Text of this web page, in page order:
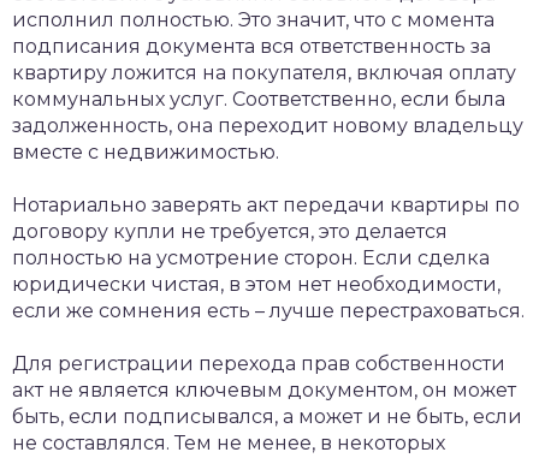
исполнил полностью. Это значит, что с момента
подписания документа вся ответственность за
квартиру ложится на покупателя, включая оплату
коммунальных услуг. Соответственно, если была
задолженность, она переходит новому владельцу
вместе с недвижимостью.
Нотариально заверять акт передачи квартиры по
договору купли не требуется, это делается
полностью на усмотрение сторон. Если сделка
юридически чистая, в этом нет необходимости,
если же сомнения есть – лучше перестраховаться.
Для регистрации перехода прав собственности
акт не является ключевым документом, он может
быть, если подписывался, а может и не быть, если
не составлялся. Тем не менее, в некоторых